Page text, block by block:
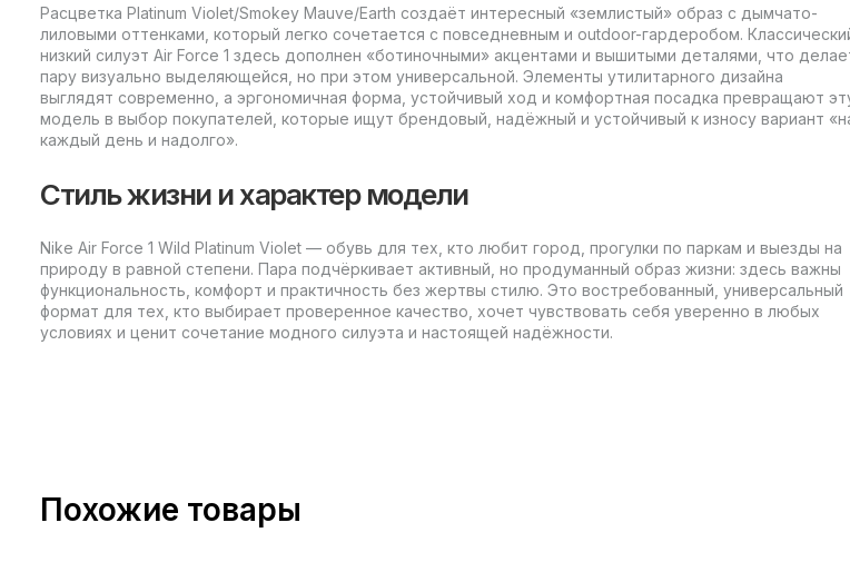
Расцветка Platinum Violet/Smokey Mauve/Earth создаёт интересный «землистый» образ с дымчато-
лиловыми оттенками, который легко сочетается с повседневным и outdoor-гардеробом.
низкий силуэт Air Force 1 здесь дополнен «ботиночными» акцентами и вышитыми деталями, что
пару визуально выделяющейся, но при этом универсальной. Элементы утилитарного дизайна
выглядят современно, а эргономичная форма, устойчивый ход и комфортная посадка превращают
модель в выбор покупателей, которые ищут брендовый, надёжный и устойчивый к износу вариант
каждый день и надолго».
Стиль жизни и характер модели
Nike Air Force 1 Wild Platinum Violet — обувь для тех, кто любит город, прогулки по паркам и выезды на
природу в равной степени. Пара подчёркивает активный, но продуманный образ жизни: здесь важны
функциональность, комфорт и практичность без жертвы стилю. Это востребованный, универсальный
формат для тех, кто выбирает проверенное качество, хочет чувствовать себя уверенно в любых
условиях и ценит сочетание модного силуэта и настоящей надёжности.
Похожие товары